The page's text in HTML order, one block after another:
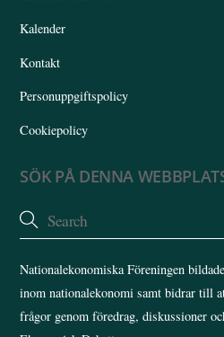
Kalender
Kontakt
Personuppgiftspolicy
Cookiepolicy
SÖK PÅ DENNA
Nationalekonomiska Föreningen
inom nationalekonomi samt bidrar till
frågor genom föredrag, diskussioner